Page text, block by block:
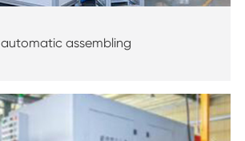
automatic assembling